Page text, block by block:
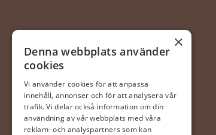
×
Denna webbplats använder
cookies
Vi använder cookies för att anpassa
innehåll, annonser och för att analysera vår
trafik. Vi delar också information om din
användning av vår webbplats med våra
reklam- och analyspartners som kan